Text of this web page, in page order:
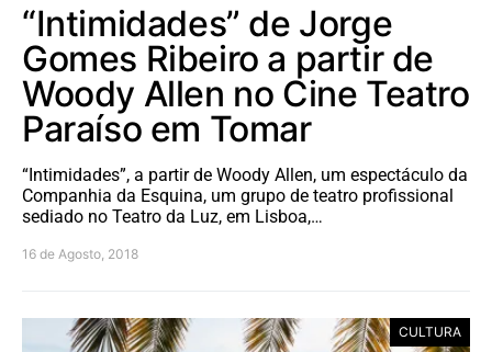
“Intimidades” de Jorge
Gomes Ribeiro a partir de
Woody Allen no Cine Teatro
Paraíso em Tomar
“Intimidades”, a partir de Woody Allen, um espectáculo da
Companhia da Esquina, um grupo de teatro profissional
sediado no Teatro da Luz, em Lisboa,…
16 de Agosto, 2018
CULTURA